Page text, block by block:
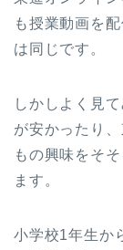
も授業動画を
は同じです。
しかしよく見
が安かったり
もの興味をそ
ます。
小学校1年生か